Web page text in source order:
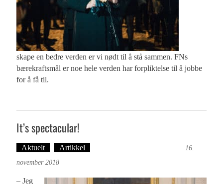
skape en bedre verden er vi nødt til å stå sammen. FNs
bærekraftsmål er noe hele verden har forpliktelse til å jobbe
for å få til.
It’s spectacular!
Aktuelt Artikkel
16.
november 2018
– Jeg